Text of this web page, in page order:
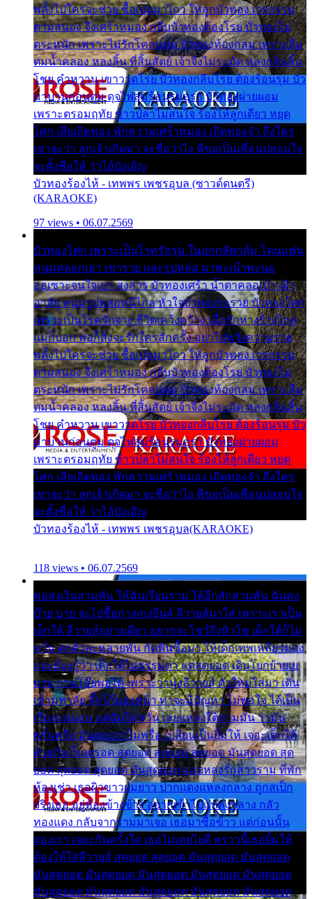
พลั้งไปใครจะช่วย ซื้อเปลมาไกว ให้ลูกบัวทอง เวรกรรม
ตามสนอง จึงเศร้าหมอง กลีบบัวทองต้องโรย บัวทองไม่
ตระหนัก เพราะไม่รักโคลนตม บัวทองท้องกลม เพราะลืม
ตมน้ำคลอง หลงลิ้น ที่สิ้นสัตย์ เจ้าจึงไม่ระมัด หลงกลิ่นลิ้น
โชย คำหวาน เขาวาดโรย บัวทองกลีบโรย ต้องร้อนรุม บัว
มาบานก่อนตูม ดุจไฟสุมร้อนรุมอุรา บัวทองผ่ายผอม
เพราะตรอมฤทัย ข้าวปลาไม่สนใจ ร้องไห้ลูกเดียว หยุด
โศก เสียเถิดทอง พักความเศร้าหมอง เถิดทองจ๋า ถึงใคร
เขาจะว่า ลูกเจ้าเกิดมา จะชื่อว่าไง พี่ขอเป็นเพื่อนปลอบใจ
จะตั้งชื่อให้ ว่าไอ้บังเอิญ
บัวทองร้องไห้ - เทพพร เพชรอุบล (ซาวด์ดนตรี)
(KARAOKE)
97 views • 06.07.2569
บัวทองโศก เพราะเป็นโรครักรุม ในอกกลัดกลุ้ม โดนแฟน
หนุ่มหลอกเอา เขารวย และรูปหล่อ มาพะเน้าพะนอ
ออเซาะจนใจเบา สงสาร บัวทองเศร้า น้ำตาคลอเบ้า เฝ้า
อาลัย หนุ่มรูปหล่อหนีไกล หัวใจบัวทองระรวย บัวทองโศก
เพราะเป็นโรครักจาง ชีวิตเคว้งคว้าง เมื่อรักห่างร้างไกล
แม่ก็บอก พ่อก็สั่งจะรักใครสักครั้ง อย่าไปหวังความรวย
พลั้งไปใครจะช่วย ซื้อเปลมาไกว ให้ลูกบัวทอง เวรกรรม
ตามสนอง จึงเศร้าหมอง กลีบบัวทองต้องโรย บัวทองไม่
ตระหนัก เพราะไม่รักโคลนตม บัวทองท้องกลม เพราะลืม
ตมน้ำคลอง หลงลิ้น ที่สิ้นสัตย์ เจ้าจึงไม่ระมัด หลงกลิ่นลิ้น
โชย คำหวาน เขาวาดโรย บัวทองกลีบโรย ต้องร้อนรุม บัว
มาบานก่อนตูม ดุจไฟสุมร้อนรุมอุรา บัวทองผ่ายผอม
เพราะตรอมฤทัย ข้าวปลาไม่สนใจ ร้องไห้ลูกเดียว หยุด
โศก เสียเถิดทอง พักความเศร้าหมอง เถิดทองจ๋า ถึงใคร
เขาจะว่า ลูกเจ้าเกิดมา จะชื่อว่าไง พี่ขอเป็นเพื่อนปลอบใจ
จะตั้งชื่อให้ ว่าไอ้บังเอิญ
บัวทองร้องไห้ - เทพพร เพชรอุบล(KARAOKE)
118 views • 06.07.2569
พ่อส่งเงินสามพัน ให้ฉันเรียนราม ได้อีกสักสามพัน ฉันคง
บ๊าย บาย จะไปซื้อกางเกงยีนส์ ลีวายส์มาใส่ เพราะเราเป็น
เด็กใต้ ลีวายส์อย่างเดียว อยากจะโชว์ถึงหิวโซ เด็กใต้ก็ไม่
หวั่น ตกตัวละหลายพัน กัดฟันซื้อมา ให้เด็กเทพเหลียวมอง
และต้องรู้ว่า เด็กใต้ไม่ธรรมดา แต่สุดยอด เดินโยกย้ายเย
ยวน กวนโอ๊ยพอได้ เพราะว่านุ่งลีวายส์ ตัวใหม่ใส่มา เดิน
เข้ามหาลัย จิ๊กโก๊มองหน้า ท่าจะมีปัญหา ไม่พอใจ ได้เป็น
เรื่องแน่นอน แต่ฉันไม่หวั่น เลยแหลงใต้ถามมัน ว่ามัน
พรั่นพรือ มันตอบว่าไม่พรื่อ เปลี่ยนเป็นยิ้มให้ เจอะเด็กใต้
ด้วยกัน ก็เลยรอด สุดยอด สุดยอด สุดยอด มันสุดยอด สุด
ยอด สุดยอด สุดยอด มันสุดยอด แอบหลงรักสาวราม ที่พัก
ห้องเช่า เธอผิวขาวผมยาว ปากแดงแหลงกลาง ถูกสเป็ก
จริงเธอ อยู่ห้องข้างข้าง อยากเข้าไปแหลงกลาง กลัว
ทองแดง กลับจากรามมาเจอ เธอมาซื้อข้าว แต่ก่อนนั้น
สองเรา เจอะกันครั้งใด เธอไม่เคยไยดี คราวนี้เธอยิ้มให้
ต้องให้ใส่ลีวายส์ สุดยอด สุดยอด มันสุดยอด มันสุดยอด
มันสุดยอด มันสุดยอด มันสุดยอด มันสุดยอด มันสุดยอด
มันสุดยอด มันสุดยอด มันสุดยอด มันสุดยอด มันสุดยอด